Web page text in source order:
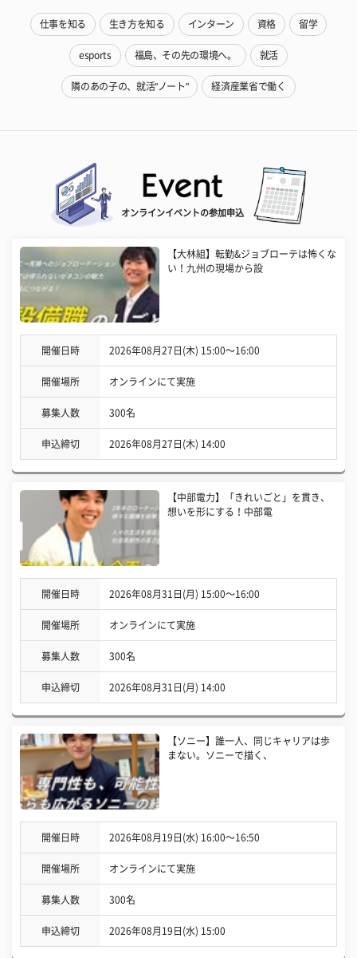
仕事を知る 生き方を知る インターン 資格 留学
esports 福島、その先の環境へ。 就活
隣のあの子の、就活"ノート" 経済産業省で働く
オンラインイベントの参加申込
【大林組】転勤&ジョブローテは怖くな
い！九州の現場から設
開催日時 2026年08月27日(木) 15:00〜16:00
開催場所 オンラインにて実施
募集人数 300名
申込締切 2026年08月27日(木) 14:00
【中部電力】「きれいごと」を貫き、
想いを形にする！中部電
開催日時 2026年08月31日(月) 15:00〜16:00
開催場所 オンラインにて実施
募集人数 300名
申込締切 2026年08月31日(月) 14:00
【ソニー】誰一人、同じキャリアは歩
まない。ソニーで描く、
開催日時 2026年08月19日(水) 16:00〜16:50
開催場所 オンラインにて実施
募集人数 300名
申込締切 2026年08月19日(水) 15:00